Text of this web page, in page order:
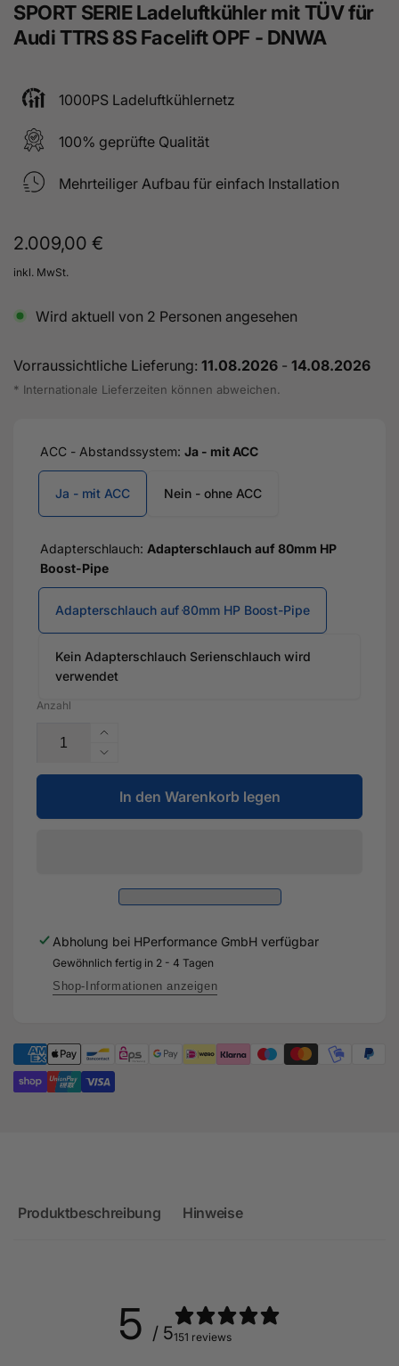
SPORT SERIE Ladeluftkühler mit TÜV für
Audi TTRS 8S Facelift OPF - DNWA
1000PS Ladeluftkühlernetz
100% geprüfte Qualität
Mehrteiliger Aufbau für einfach Installation
Normaler
Preis
2.009,00 €
inkl. MwSt.
Wird aktuell von 2 Personen angesehen
Vorraussichtliche Lieferung: 11.08.2026 - 14.08.2026
* Internationale Lieferzeiten können abweichen.
ACC - Abstandssystem: Ja - mit ACC
Ja - mit ACC Nein - ohne ACC
Adapterschlauch: Adapterschlauch auf 80mm HP
Boost-Pipe
Adapterschlauch auf 80mm HP Boost-Pipe
Kein Adapterschlauch Serienschlauch wird
verwendet
Anzahl
Erhöhe
die
Menge
für
SPORT
TÜV
für
TTRS
8S
Facelift
Verringere
die
Menge
für
mit
TÜV
Audi
TTRS
8S
DNWA
In den Warenkorb legen
Abholung bei HPerformance GmbH verfügbar
Gewöhnlich fertig in 2 - 4 Tagen
Shop-Informationen anzeigen
Produktbeschreibung Hinweise
5 / 5151 reviews